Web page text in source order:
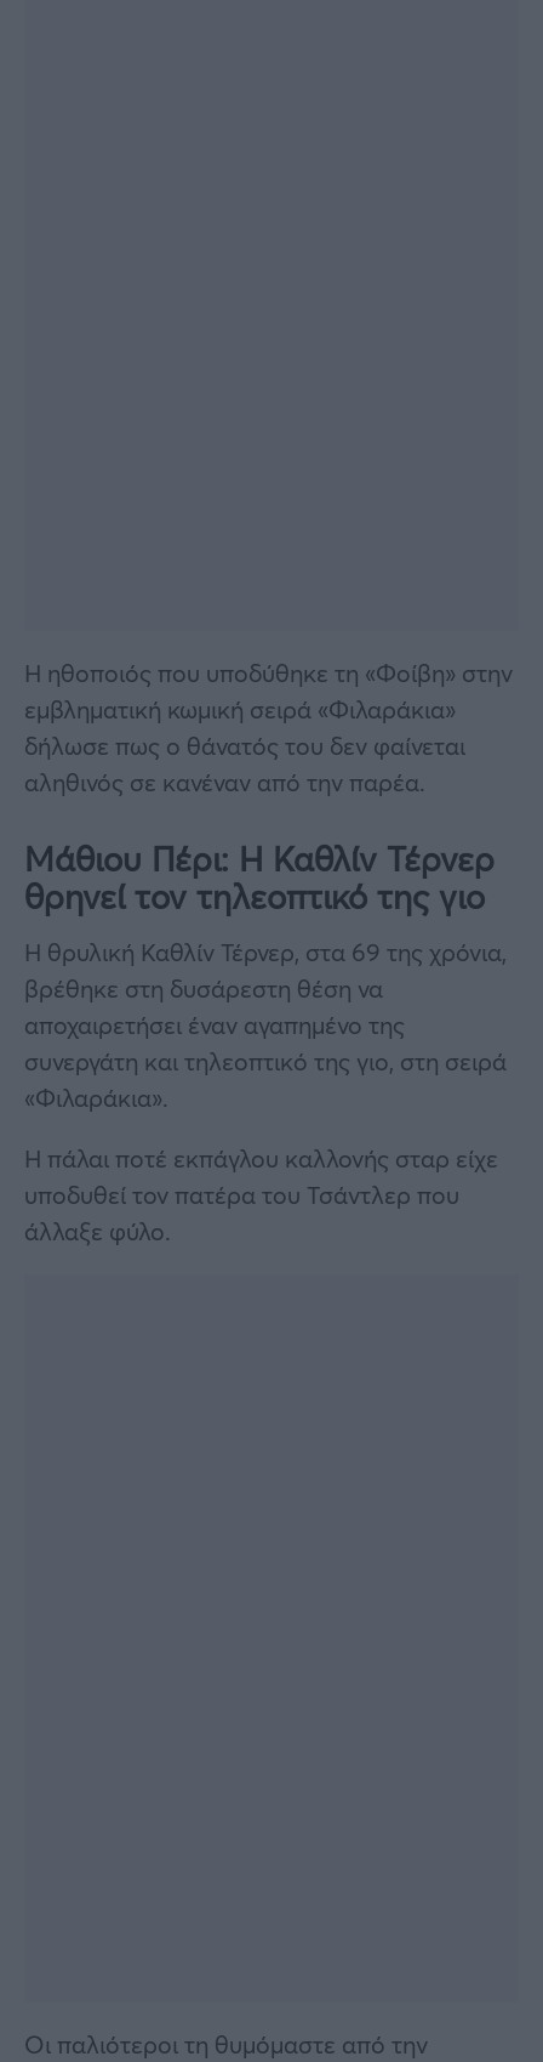
Η ηθοποιός που υποδύθηκε τη «Φοίβη» στην
εμβληματική κωμική σειρά «Φιλαράκια»
δήλωσε πως ο θάνατός του δεν φαίνεται
αληθινός σε κανέναν από την παρέα.
Μάθιου Πέρι: Η Καθλίν Τέρνερ
θρηνεί τον τηλεοπτικό της γιο
Η θρυλική Καθλίν Τέρνερ, στα 69 της χρόνια,
βρέθηκε στη δυσάρεστη θέση να
αποχαιρετήσει έναν αγαπημένο της
συνεργάτη και τηλεοπτικό της γιο, στη σειρά
«Φιλαράκια».
Η πάλαι ποτέ εκπάγλου καλλονής σταρ είχε
υποδυθεί τον πατέρα του Τσάντλερ που
άλλαξε φύλο.
Οι παλιότεροι τη θυμόμαστε από την